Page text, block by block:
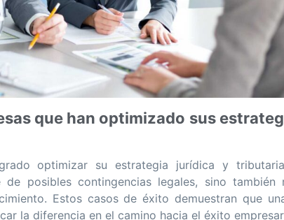
que han optimizado sus
optimizar su estrategia jurídica y
posibles contingencias legales, sino también
Estos casos de éxito demuestran que
la diferencia en el camino hacia el éxito